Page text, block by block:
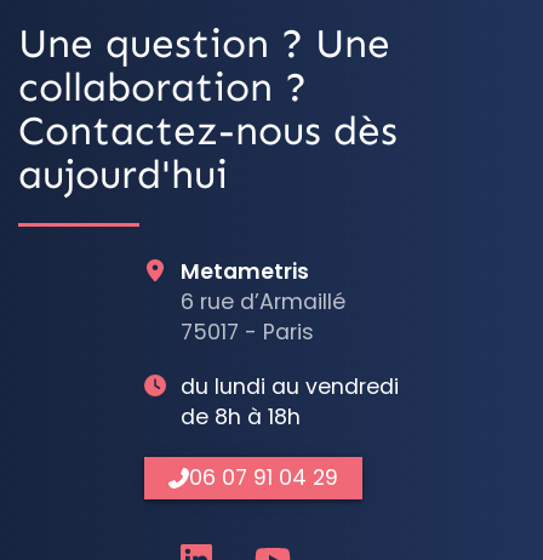
Une question ? Une
collaboration ?
Contactez-nous dès
aujourd'hui
Metametris
6 rue d’Armaillé
75017 - Paris
du lundi au vendredi
de 8h à 18h
06 07 91 04 29